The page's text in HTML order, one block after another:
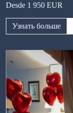
Desde 1 950 EUR
Узнать больше